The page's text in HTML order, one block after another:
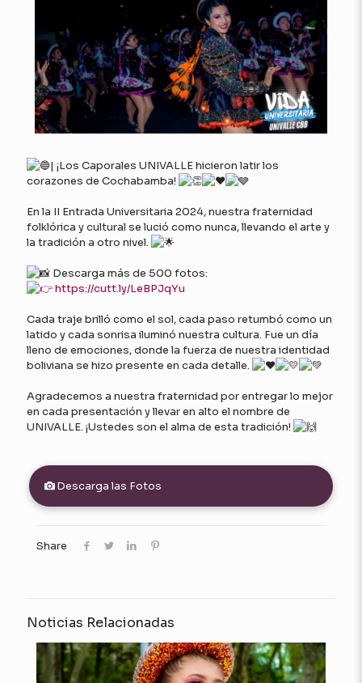
| ¡Los Caporales UNIVALLE hicieron latir los
corazones de Cochabamba!
En la II Entrada Universitaria 2024, nuestra fraternidad
folklórica y cultural se lució como nunca, llevando el arte y
la tradición a otro nivel.
Descarga más de 500 fotos:
https://cutt.ly/LeBPJqYu
Cada traje brilló como el sol, cada paso retumbó como un
latido y cada sonrisa iluminó nuestra cultura. Fue un día
lleno de emociones, donde la fuerza de nuestra identidad
boliviana se hizo presente en cada detalle.
Agradecemos a nuestra fraternidad por entregar lo mejor
en cada presentación y llevar en alto el nombre de
UNIVALLE. ¡Ustedes son el alma de esta tradición!
Descarga las Fotos
Share
Noticias Relacionadas